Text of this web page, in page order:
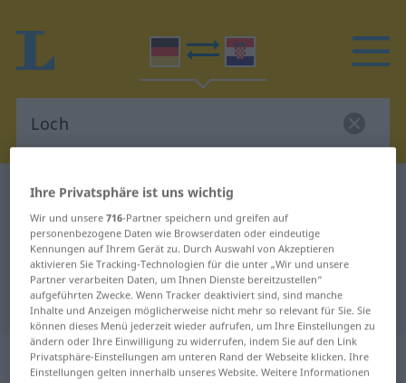
Deutsch-Kroatisch Wörterbuch
Deutsch-Kroatisch Übersetzung für
"Loch"
"Loch" Kroatisch Übersetzung
„Loch“: Neutrum
Ihre Privatsphäre ist uns wichtig
Wir und unsere716-Partner speichern und greifen auf
personenbezogene Daten wie Browserdaten oder eindeutige
Kennungen auf Ihrem Gerät zu. Durch Auswahl von Akzeptieren
aktivieren Sie Tracking-Technologien für die unter „Wir und unsere
Partner verarbeiten Daten, um Ihnen Dienste bereitzustellen“
aufgeführten Zwecke. Wenn Tracker deaktiviert sind, sind manche
Inhalte und Anzeigen möglicherweise nicht mehr so relevant für Sie. Sie
können dieses Menü jederzeit wieder aufrufen, um Ihre Einstellungen zu
ändern oder Ihre Einwilligung zu widerrufen, indem Sie auf den Link
Privatsphäre-Einstellungen am unteren Rand der Webseite klicken. Ihre
Einstellungen gelten innerhalb unseres Website. Weitere Informationen